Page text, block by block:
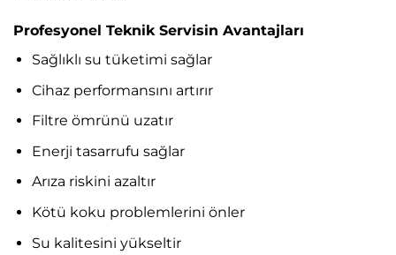
Profesyonel Teknik Servisin Avantajları
Sağlıklı su tüketimi sağlar
Cihaz performansını artırır
Filtre ömrünü uzatır
Enerji tasarrufu sağlar
Arıza riskini azaltır
Kötü koku problemlerini önler
Su kalitesini yükseltir